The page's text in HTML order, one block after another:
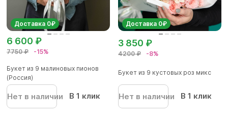
Доставка 0₽
7750 ₽ -15%
6 600 ₽
Букет из 9 малиновых пионов
(Россия)
Нет в наличии В 1 клик
Доставка 0₽
4200 ₽ -8%
3 850 ₽
Букет из 9 кустовых роз микс
Нет в наличии В 1 клик